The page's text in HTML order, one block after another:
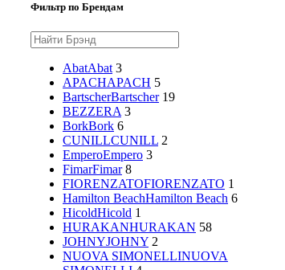
Фильтр по Брендам
AbatAbat 3
APACHAPACH 5
BartscherBartscher 19
BEZZERA 3
BorkBork 6
CUNILLCUNILL 2
EmperoEmpero 3
FimarFimar 8
FIORENZATOFIORENZATO 1
Hamilton BeachHamilton Beach 6
HicoldHicold 1
HURAKANHURAKAN 58
JOHNYJOHNY 2
NUOVA SIMONELLINUOVA